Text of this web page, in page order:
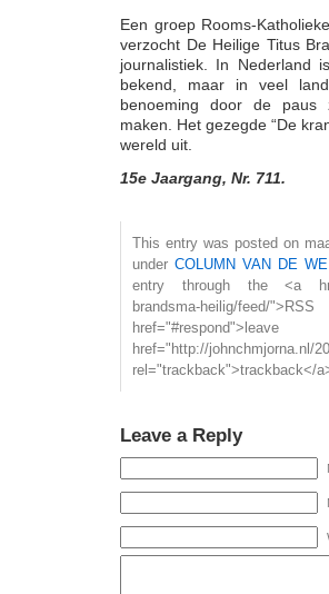
Een groep Rooms-
verzocht De Heilige Titus
journalistiek. In Nederland
bekend, maar in veel
benoeming door de paus
maken. Het gezegde “De
wereld uit.
15e Jaargang, Nr. 711.
This entry was posted on
under COLUMN VAN DE
entry through the <a
brandsma-heilig/
href="http://johnchmjorna.nl/
rel="trackback">trackback</
Leave a Reply